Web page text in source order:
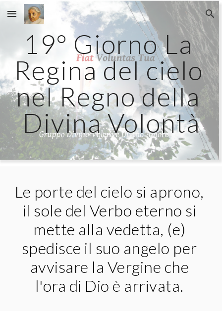
Skip to main content Skip to navigation
19° Giorno La
Regina del cielo
nel Regno della
Divina Volontà
Le porte del cielo si aprono,
il sole del Verbo eterno si
mette alla vedetta, (e)
spedisce il suo angelo per
avvisare la Vergine che
l'ora di Dio è arrivata.